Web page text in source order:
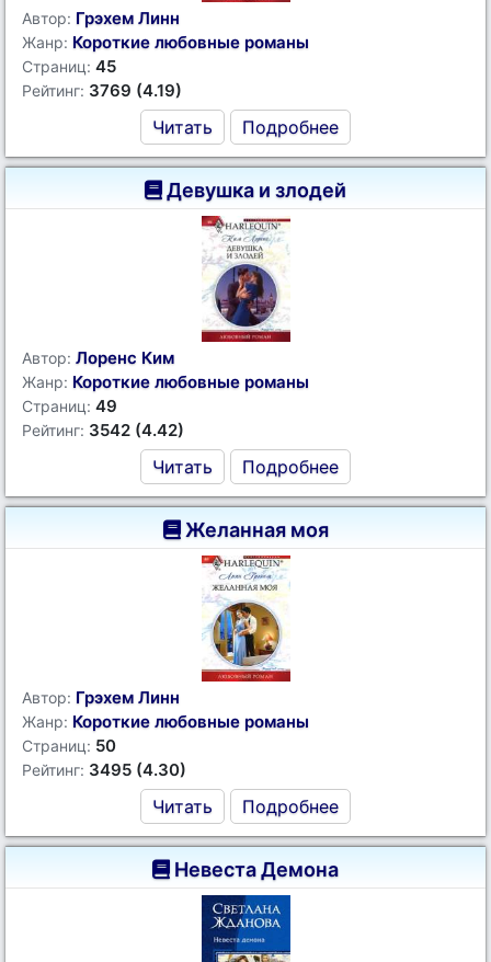
Автор: Грэхем Линн
Жанр: Короткие любовные романы
Страниц: 45
Рейтинг: 3769 (4.19)
Читать Подробнее
Девушка и злодей
Автор: Лоренс Ким
Жанр: Короткие любовные романы
Страниц: 49
Рейтинг: 3542 (4.42)
Читать Подробнее
Желанная моя
Автор: Грэхем Линн
Жанр: Короткие любовные романы
Страниц: 50
Рейтинг: 3495 (4.30)
Читать Подробнее
Невеста Демона